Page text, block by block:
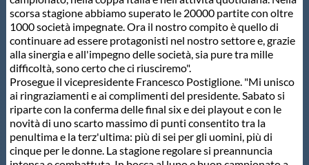
Archivio News
Flash News
Galleria fotografica
scorsa stagione abbiamo superato le 20000 partite con oltre
1000 società impegnate. Ora il nostro compito è quello di
continuare ad essere protagonisti nel nostro settore e, grazie
alla sinergia e all'impegno delle società, sia pure tra mille
difficoltà, sono certo che ci riusciremo".
Prosegue il vicepresidente Francesco Postiglione. "Mi unisco
ai ringraziamenti e ai complimenti del presidente. Sabato si
riparte con la conferma delle final six e dei playout e con le
novità di uno scarto massimo di punti consentito tra la
penultima e la terz'ultima: più di sei per gli uomini, più di
cinque per le donne. La stagione regolare si preannuncia